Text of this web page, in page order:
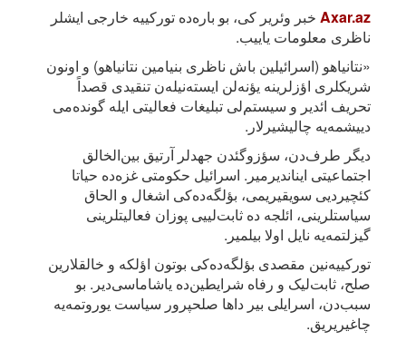
Axar.az خبر وئریر کی، بو باره‌ده تورکییه خارجی ایشلر
ناظری معلومات یاییب.
«نتانیاهو (اسرائیلین باش ناظری بنیامین نتانیاهو) و اونون
شریکلری اؤزلرینه یؤنه‌لن ایسته‌نیله‌ن تنقیدی قصداً
تحریف ائدیر و سیستم‌لی تبلیغات فعالیتی ایله گونده‌می
دییشمه‌یه چالیشیرلار.
دیگر طرف‌دن، سؤزوگئدن جهدلر آرتیق بین‌الخالق
اجتماعیتی ایناندیرمیر. اسرائیل حکومتی غزه‌ده حیاتا
کئچیردیی سویقیریمی، بؤلگه‌ده‌کی اشغال و الحاق
سیاستلرینی، ائلجه ده ثابت‌لییی پوزان فعالیتلرینی
گیزلتمه‌یه نایل اولا بیلمیر.
تورکییه‌نین مقصدی بؤلگه‌ده‌کی بوتون اؤلکه و خالقلارین
صلح، ثابت‌لیک و رفاه شرایطین‌ده یاشاماسی‌دیر. بو
سبب‌دن، اسرایلی بیر داها صلحپرور سیاست یوروتمه‌یه
چاغیریریق.